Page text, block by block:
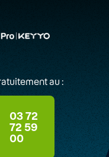
au :
03 72
72 59
00